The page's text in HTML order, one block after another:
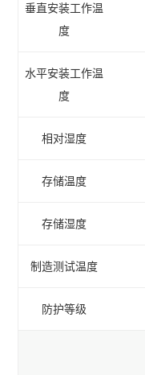
垂直安装工作温
度
水平安装工作温
度
相对湿度
存储温度
存储湿度
制造测试温度
防护等级